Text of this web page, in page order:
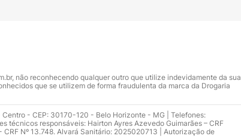
não reconhecendo qualquer outro que utilize indevidamente da sua
que se utilizem de forma fraudulenta da marca da Drogaria
- CEP: 30170-120 - Belo Horizonte - MG | Telefones:
responsáveis: Hairton Ayres Azevedo Guimarães – CRF
Nº 13.748. Alvará Sanitário: 2025020713 | Autorização de